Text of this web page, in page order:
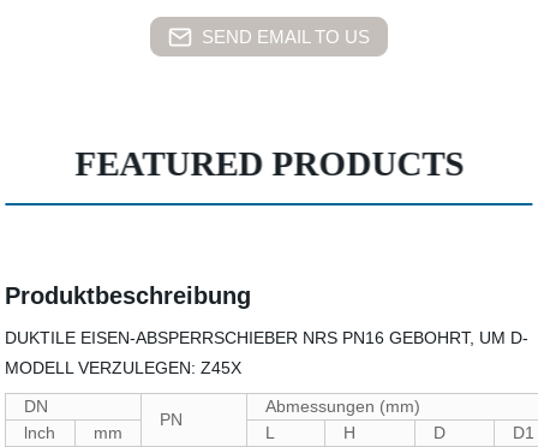
SEND EMAIL TO US
FEATURED PRODUCTS
Produktbeschreibung
DUKTILE EISEN-ABSPERRSCHIEBER NRS PN16 GEBOHRT, UM D-
MODELL VERZULEGEN: Z45X
DN
PN
Abmessungen (mm)
lnch
mm L H D
D1